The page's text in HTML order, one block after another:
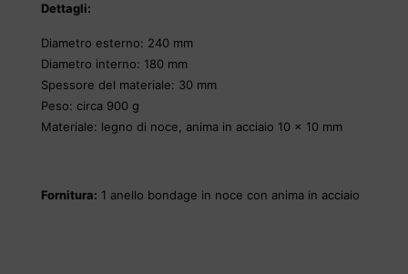
Dettagli:
Diametro esterno: 240 mm
Diametro interno: 180 mm
Spessore del materiale: 30 mm
Peso: circa 900 g
Materiale: legno di noce, anima in acciaio 10 x 10 mm
Fornitura: 1 anello bondage in noce con anima in acciaio